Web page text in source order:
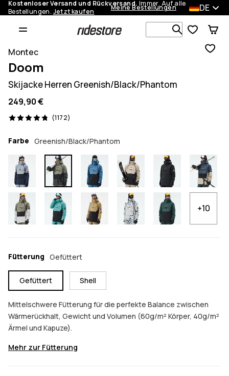
Kostenloser Versand und Rückversand. Immer. Auf alle
Bestellungen. Jetzt kaufen Meine Bestellungen DE
Montec
Doom
Skijacke Herren Greenish/Black/Phantom
249,90 €
(1172)
1172 Reviews, 4.8/5
Farbe Greenish/Black/Phantom
+10
Fütterung Gefüttert
Gefüttert Shell
Mittelschwere Fütterung für die perfekte Balance zwischen
Wärmerückhalt, Gewicht und Volumen (60g/m² Körper, 40g/m²
Ärmel und Kapuze).
Mehr zur Fütterung